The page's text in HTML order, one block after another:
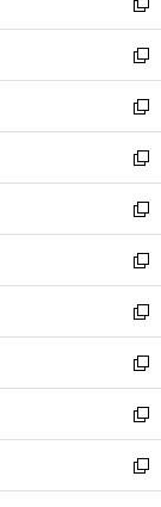
く
で
開
く
い
ウ
ィ
ン
ド
ウ
で
開
く
新
し
い
ウ
ィ
ン
ド
ウ
で
開
く
新
し
い
ウ
ィ
ン
ド
ウ
で
開
く
新
し
い
ウ
ィ
ン
ド
ウ
で
開
く
新
し
い
ウ
ィ
ン
ド
ウ
で
開
く
新
し
い
ウ
ィ
ン
ド
ウ
で
開
く
新
し
い
ウ
ィ
ン
ド
ウ
で
開
新
し
い
ウ
ィ
ン
ド
ウ
新
し
い
ウ
ィ
ン
新
し
い
ウ
新
し